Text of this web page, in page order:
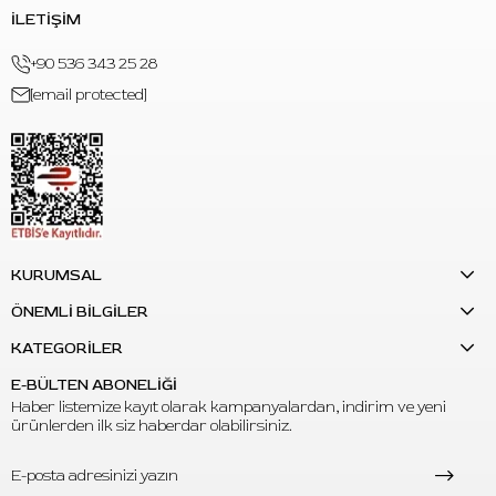
C: Evet. Açık ve orta greywash tonlarıyla birlikte kullanılarak
daha geniş gri ton geçişleri hazırlanabilir.
S: Ürün kaç ml’dir?
C: Ürün 2oz / 60 ml hacmindedir.
İLETİŞİM
+90 536 343 25 28
[email protected]
KURUMSAL
ÖNEMLİ BİLGİLER
KATEGORİLER
E-BÜLTEN ABONELİĞİ
Haber listemize kayıt olarak kampanyalardan, indirim ve yeni
ürünlerden ilk siz haberdar olabilirsiniz.